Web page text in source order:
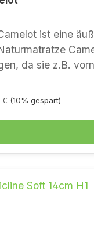
ist eine
da sie z.B.
Bezug
Preis:
€ (10% gespart)